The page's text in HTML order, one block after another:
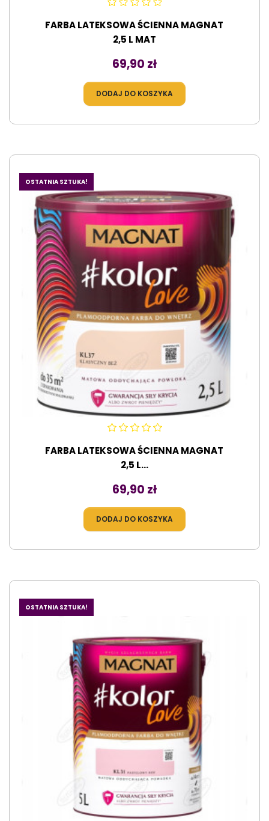
FARBA LATEKSOWA ŚCIENNA MAGNAT
2,5 L MAT
Cena
69,90 zł
DODAJ DO KOSZYKA
OSTATNIA SZTUKA!
FARBA LATEKSOWA ŚCIENNA MAGNAT
2,5 L...
Cena
69,90 zł
DODAJ DO KOSZYKA
OSTATNIA SZTUKA!